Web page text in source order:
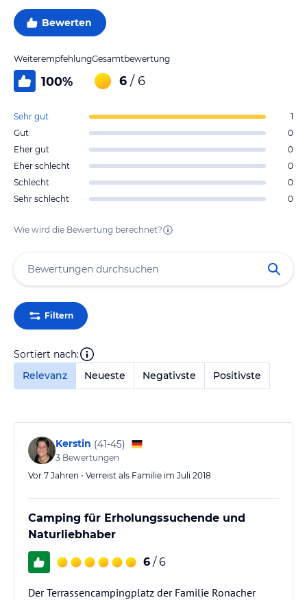
Bewerten
Weiterempfehlung
100%
Gesamtbewertung
6 / 6
Sehr gut
1
Gut
0
Eher gut
0
Eher schlecht
0
Schlecht
0
Sehr schlecht
0
Wie wird die Bewertung berechnet?
Filtern
Sortiert nach:
Relevanz
Neueste Negativste Positivste
Kerstin (41-45)
3 Bewertungen
Vor 7 Jahren • Verreist als Familie im Juli 2018
Camping für Erholungssuchende und
Naturliebhaber
6 / 6
Der Terrassencampingplatz der Familie Ronacher